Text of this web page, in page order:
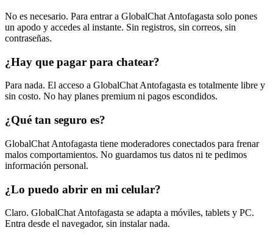
No es necesario. Para entrar a GlobalChat Antofagasta solo pones
un apodo y accedes al instante. Sin registros, sin correos, sin
contraseñas.
¿Hay que pagar para chatear?
Para nada. El acceso a GlobalChat Antofagasta es totalmente libre y
sin costo. No hay planes premium ni pagos escondidos.
¿Qué tan seguro es?
GlobalChat Antofagasta tiene moderadores conectados para frenar
malos comportamientos. No guardamos tus datos ni te pedimos
información personal.
¿Lo puedo abrir en mi celular?
Claro. GlobalChat Antofagasta se adapta a móviles, tablets y PC.
Entra desde el navegador, sin instalar nada.